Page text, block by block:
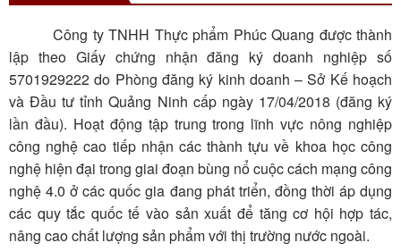
Công ty TNHH Thực phẩm Phúc Quang được thành
lập theo Giấy chứng nhận đăng ký doanh nghiệp số
5701929222 do Phòng đăng ký kinh doanh – Sở Kế hoạch
và Đầu tư tỉnh Quảng Ninh cấp ngày 17/04/2018 (đăng ký
lần đầu). Hoạt động tập trung trong lĩnh vực nông nghiệp
công nghệ cao tiếp nhận các thành tựu về khoa học công
nghệ hiện đại trong giai đoạn bùng nổ cuộc cách mạng công
nghệ 4.0 ở các quốc gia đang phát triển, đồng thời áp dụng
các quy tắc quốc tế vào sản xuất để tăng cơ hội hợp tác,
nâng cao chất lượng sản phẩm với thị trường nước ngoài.